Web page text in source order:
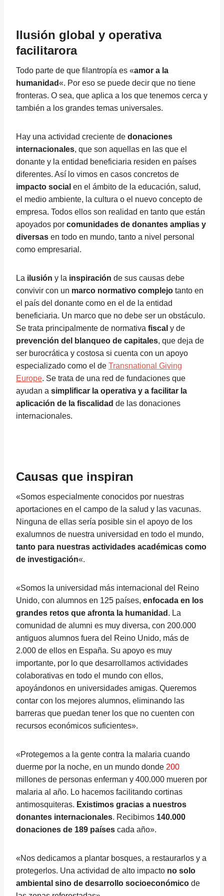
Ilusión global y operativa
facilitarora
Todo parte de que filantropía es «amor a la
humanidad«. Por eso se puede decir que no tiene
fronteras. O sea, que aplica a los que tenemos cerca y
también a los grandes temas universales.
Hay una actividad creciente de donaciones
internacionales, que son aquellas en las que el
donante y la entidad beneficiaria residen en países
diferentes. Así lo vimos en casos concretos de
impacto social en el ámbito de la educación, salud,
el medio ambiente, la cultura o el nuevo concepto de
empresa. Todos ellos son realidad en tanto que están
apoyados por comunidades de donantes amplias y
diversas en todo en mundo, tanto a nivel personal
como empresarial.
La ilusión y la inspiración de sus causas debe
convivir con un marco normativo complejo tanto en
el país del donante como en el de la entidad
beneficiaria. Un marco que no debe ser un obstáculo.
Se trata principalmente de normativa fiscal y de
prevención del blanqueo de capitales, que deja de
ser burocrática y costosa si cuenta con un apoyo
especializado como el de Transnational Giving
Europe. Se trata de una red de fundaciones que
ayudan a simplificar la operativa y a facilitar la
aplicación de la fiscalidad de las donaciones
internacionales.
Causas que inspiran
«Somos especialmente conocidos por nuestras
aportaciones en el campo de la salud y las vacunas.
Ninguna de ellas sería posible sin el apoyo de los
exalumnos de nuestra universidad en todo el mundo,
tanto para nuestras actividades académicas como
de investigación«.
«Somos la universidad más internacional del Reino
Unido, con alumnos en 125 países, enfocada en los
grandes retos que afronta la humanidad . La
comunidad de alumni es muy diversa, con 200.000
antiguos alumnos fuera del Reino Unido, más de
2.000 de ellos en España. Su apoyo es muy
importante, por lo que desarrollamos actividades
colaborativas en todo el mundo con ellos,
apoyándonos en universidades amigas. Queremos
contar con los mejores alumnos, eliminando las
barreras que puedan tener los que no cuenten con
recursos económicos suficientes».
«Protegemos a la gente contra la malaria cuando
duerme por la noche, en un mundo donde 200
millones de personas enferman y 400.000 mueren por
malaria al año. Lo hacemos facilitando cortinas
antimosquiteras. Existimos gracias a nuestros
donantes internacionales. Recibimos 140.000
donaciones de 189 países cada año».
«Nos dedicamos a plantar bosques, a restaurarlos y a
protegerlos. Una actividad de alto impacto no solo
ambiental sino de desarrollo socioeconómico de